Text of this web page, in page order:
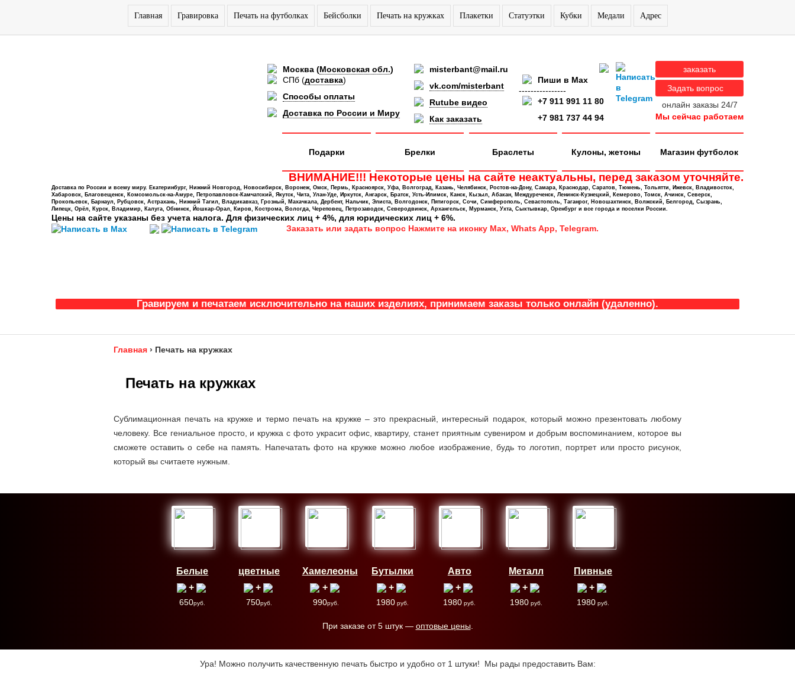
Главная Гравировка Печать на футболках Бейсболки Печать на кружках Плакетки Статуэтки Кубки Медали Адрес
Москва (Московская обл.)
СПб (доставка)
Способы оплаты
Доставка по России и Миру
misterbant@mail.ru
vk.com/misterbant
Rutube видео
Как заказать
Пиши в Max
----------------
+7 911 991 11 80
+7 981 737 44 94
заказать
Задать вопрос
онлайн заказы 24/7
Мы сейчас работаем
Магазин футболок
Кулоны, жетоны
Браслеты
Брелки
Подарки
ВНИМАНИЕ!!! Некоторые цены на сайте неактуальны, перед заказом уточняйте.
Доставка по России и всему миру. Екатеринбург, Нижний Новгород, Новосибирск, Воронеж, Омск, Пермь, Красноярск, Уфа, Волгоград, Казань, Челябинск, Ростов-на-Дону, Самара, Краснодар, Саратов, Тюмень, Тольятти, Ижевск, Владивосток,
Хабаровск, Благовещенск, Комсомольск-на-Амуре, Петропавловск-Камчатский, Якутск, Чита, Улан-Уде, Иркутск, Ангарск, Братск, Усть-Илимск, Канск, Кызыл, Абакан, Междуреченск, Ленинск-Кузнецкий, Кемерово, Томск, Ачинск, Северск,
Прокопьевск, Барнаул, Рубцовск, Астрахань, Нижний Тагил, Владикавказ, Грозный, Махачкала, Дербент, Нальчик, Элиста, Волгодонск, Пятигорск, Сочи, Симферополь, Севастополь, Таганрог, Новошахтинск, Волжский, Белгород, Сызрань,
Липецк, Орёл, Курск, Владимир, Калуга, Обнинск, Йошкар-Орал, Киров, Кострома, Вологда, Череповец, Петрозаводск, Северодвинск, Архангельск, Мурманск, Ухта, Сыктывкар, Оренбург и все города и поселки России.
Цены на сайте указаны без учета налога. Для физических лиц + 4%, для юридических лиц + 6%.
Заказать или задать вопрос Нажмите на иконку Max, Whats App, Telegram.
Гравируем и печатаем исключительно на наших изделиях, принимаем заказы только онлайн (удаленно).
Главная › Печать на кружках
Печать на кружках
Сублимационная печать на кружке и термо печать на кружке – это прекрасный, интересный подарок, который можно презентовать любому
человеку. Все гениальное просто, и кружка с фото украсит офис, квартиру, станет приятным сувениром и добрым воспоминанием, которое вы
сможете оставить о себе на память. Напечатать фото на кружке можно любое изображение, будь то логотип, портрет или просто рисунок,
который вы считаете нужным.
Белые
+
650руб.
цветные
+
750руб.
Хамелеоны
+
990руб.
Бутылки
+
1980 руб.
Авто
+
1980 руб.
Металл
+
1980 руб.
Пивные
+
1980 руб.
При заказе от 5 штук — оптовые цены.
Ура! Можно получить качественную печать быстро и удобно от 1 штуки! Мы рады предоставить Вам: